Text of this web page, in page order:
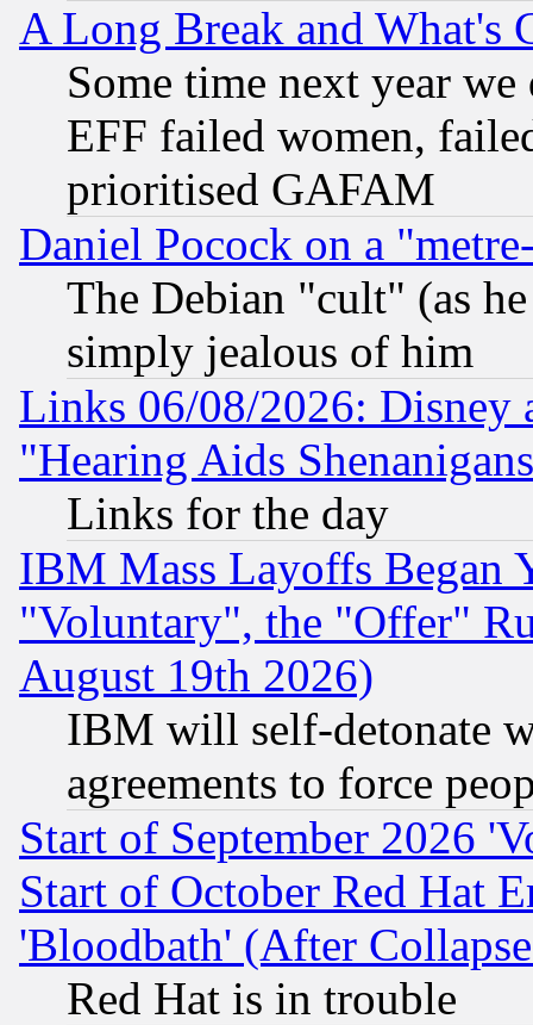
A Long Break and What's
Some time next year
EFF failed women,
prioritised GAFAM
Daniel Pocock on a
The Debian "cult" (as
simply jealous of him
Links 06/08/2026: Disney
"Hearing Aids
Links for the day
IBM Mass Layoffs Began
"Voluntary", the "Offer"
August 19th 2026)
IBM will self-detonate
agreements to force
Start of September 2026
Start of October Red Hat
'Bloodbath' (After
Red Hat is in trouble